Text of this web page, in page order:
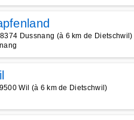
Dussnang (à 6 km de Dietschwil)
Wil (à 6 km de Dietschwil)